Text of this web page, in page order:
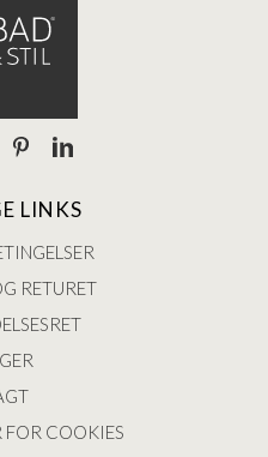
LINKS
RETURET
FOR COOKIES